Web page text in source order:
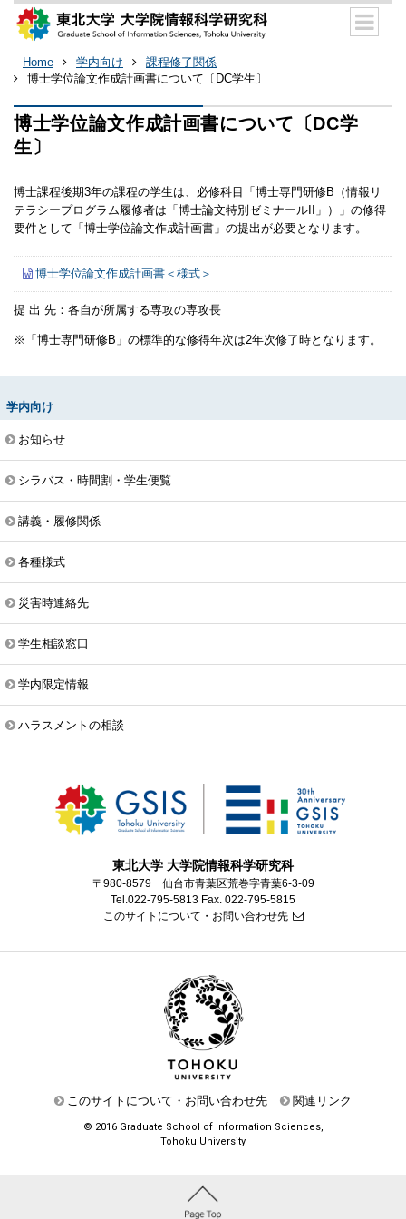
Home 学内向け
課程修了関係
博士学位論文作成計画書について〔DC学生〕
博士学位論文作成計画書について〔DC学
生〕
博士課程後期3年の課程の学生は、必修科目「博士専門研修B（情報リ
テラシープログラム履修者は「博士論文特別ゼミナールII」）」の修得
要件として「博士学位論文作成計画書」の提出が必要となります。
博士学位論文作成計画書＜様式＞
提 出 先：各自が所属する専攻の専攻長
※「博士専門研修B」の標準的な修得年次は2年次修了時となります。
学内向け
お知らせ
シラバス・時間割・学生便覧
講義・履修関係
各種様式
災害時連絡先
学生相談窓口
学内限定情報
ハラスメントの相談
東北大学 大学院情報科学研究科
〒980-8579 仙台市青葉区荒巻字青葉6-3-09
Tel.022-795-5813 Fax. 022-795-5815
このサイトについて・お問い合わせ先
このサイトについて・お問い合わせ先 関連リンク
© 2016 Graduate School of Information Sciences,
Tohoku University